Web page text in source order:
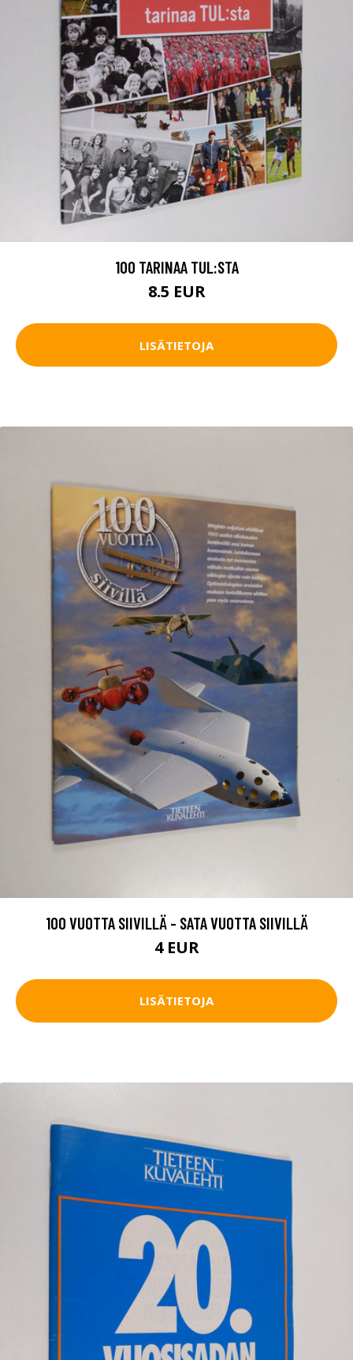
100 TARINAA TUL:STA
8.5 EUR
LISÄTIETOJA
100 VUOTTA SIIVILLÄ - SATA VUOTTA SIIVILLÄ
4 EUR
LISÄTIETOJA